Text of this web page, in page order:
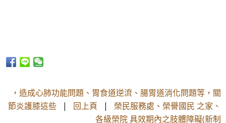
，造成心肺功能問題、胃食道逆流、腸胃道消化問題等，關
節炎護膝這些 | 回上頁 | 榮民服務處、榮譽國民 之家、
各級榮院 具效期內之肢體障礙(新制